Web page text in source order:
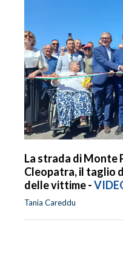
La strada di Monte
Cleopatra, il taglio
delle vittime -
Tania Careddu